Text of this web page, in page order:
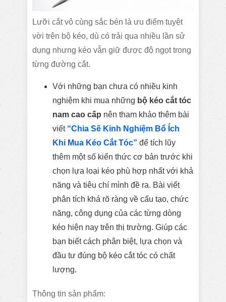
Lưỡi cắt vô cùng sắc bén là ưu điểm tuyệt
vời trên bộ kéo, dù có trải qua nhiều lần sử
dụng nhưng kéo vẫn giữ được độ ngọt trong
từng đường cắt.
Với những bạn chưa có nhiều kinh
nghiệm khi mua những bộ kéo cắt tóc
nam cao cấp nên tham khảo thêm bài
viết “Chia Sẽ Kinh Nghiệm Bổ Ích
Khi Mua Kéo Cắt Tóc” để tích lũy
thêm một số kiến thức cơ bản trước khi
chọn lựa loại kéo phù hợp nhất với khả
năng và tiêu chí mình đề ra. Bài viết
phân tích khá rõ ràng về cấu tạo, chức
năng, công dụng của các từng dòng
kéo hiện nay trên thị trường. Giúp các
bạn biết cách phân biệt, lựa chọn và
đầu tư đúng bộ kéo cắt tóc có chất
lượng.
Thông tin sản phẩm: